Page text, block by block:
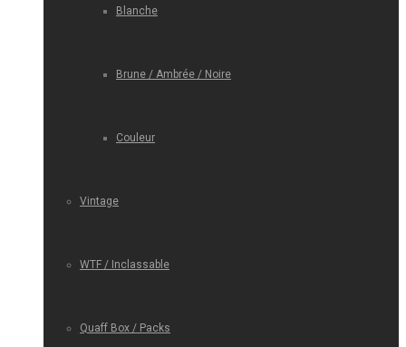
Blanche
Brune / Ambrée / Noire
Couleur
Vintage
WTF / Inclassable
Quaff Box / Packs